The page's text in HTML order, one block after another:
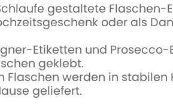
gestaltete
oder als
Etiketten und
geklebt.
Flaschen werden in
geliefert.